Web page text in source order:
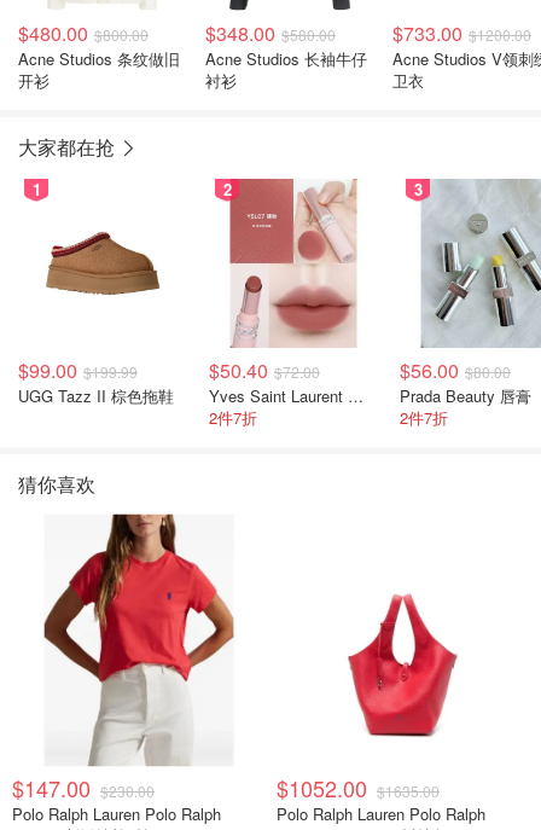
$480.00 $800.00
Acne Studios 条纹做旧
开衫
$348.00 $580.00
Acne Studios 长袖牛仔
衬衫
$733.00 $1200.00
Acne Studios V领刺
卫衣
大家都在抢
1
$99.00 $199.99
UGG Tazz II 棕色拖鞋
2
$50.40 $72.00
Yves Saint Laurent 裸粉管
2件7折
3
$56.00 $80.00
Prada Beauty 唇膏
2件7折
猜你喜欢
$147.00 $230.00
Polo Ralph Lauren Polo Ralph
$1052.00 $1635.00
Polo Ralph Lauren Polo Ralph